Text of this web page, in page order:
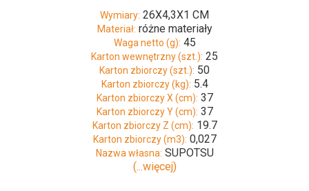
Wymiary: 26X4,3X1 CM
Materiał: różne materiały
Waga netto (g): 45
Karton wewnętrzny (szt.): 25
Karton zbiorczy (szt.): 50
Karton zbiorczy (kg): 5.4
Karton zbiorczy X (cm): 37
Karton zbiorczy Y (cm): 37
Karton zbiorczy Z (cm): 19.7
Karton zbiorczy (m3): 0,027
Nazwa własna: SUPOTSU
(...więcej)